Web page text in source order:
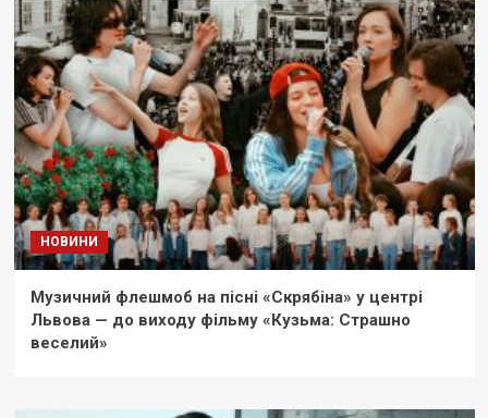
НОВИНИ
Музичний флешмоб на пісні «Скрябіна» у центрі
Львова — до виходу фільму «Кузьма: Страшно
веселий»